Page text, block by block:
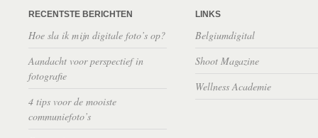
RECENTSTE BERICHTEN
Hoe sla ik mijn digitale foto’s op?
Aandacht voor perspectief in
fotografie
4 tips voor de mooiste
communiefoto’s
LINKS
Belgiumdigital
Shoot Magazine
Wellness Academie